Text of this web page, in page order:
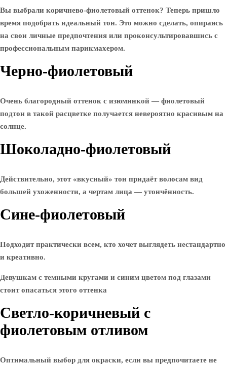
Вы выбрали коричнево-фиолетовый оттенок? Теперь пришло
время подобрать идеальный тон. Это можно сделать, опираясь
на свои личные предпочтения или проконсультировавшись с
профессиональным парикмахером.
Черно-фиолетовый
Очень благородный оттенок с изюминкой — фиолетовый
подтон в такой расцветке получается невероятно красивым на
солнце.
Шоколадно-фиолетовый
Действительно, этот «вкусный» тон придаёт волосам вид
большей ухоженности, а чертам лица — утончённость.
Сине-фиолетовый
Подходит практически всем, кто хочет выглядеть нестандартно
и креативно.
Девушкам с темными кругами и синим цветом под глазами
стоит опасаться этого оттенка
Светло-коричневый с
фиолетовым отливом
Оптимальный выбор для окраски, если вы предпочитаете не